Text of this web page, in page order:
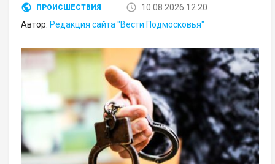
ПРОИСШЕСТВИЯ
10.08.2026 12:20
Автор: Редакция сайта "Вести Подмосковья"